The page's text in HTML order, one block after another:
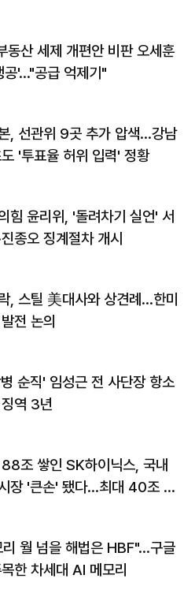
동산 세제 개편안 비판 오세훈
공'…"공급 억제기"
, 선관위 9곳 추가 압색…강남
도 '투표율 허위 입력' 정황
힘 윤리위, '돌려차기 실언' 서
진종오 징계절차 개시
, 스틸 美대사와 상견례…한미
전 논의
순직' 임성근 전 사단장 항소
역 3년
조 쌓인 SK하이닉스, 국내
장 '큰손' 됐다…최대 40조 투
리 월 넘을 해법은 HBF"…구글
한 차세대 AI 메모리